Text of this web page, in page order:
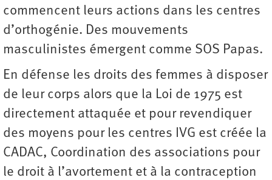
commencent leurs actions dans les centres
d’orthogénie. Des mouvements
masculinistes émergent comme SOS Papas.
En défense les droits des femmes à disposer
de leur corps alors que la Loi de 1975 est
directement attaquée et pour revendiquer
des moyens pour les centres IVG est créée la
CADAC, Coordination des associations pour
le droit à l’avortement et à la contraception